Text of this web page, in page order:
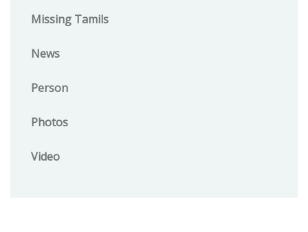
Missing Tamils
News
Person
Photos
Video